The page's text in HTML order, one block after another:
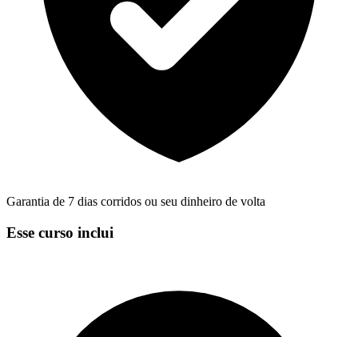
Garantia de 7 dias corridos ou seu dinheiro de volta
Esse curso inclui